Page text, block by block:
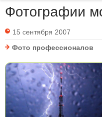
Фотографии
15 сентября 2007
Фото профессионалов